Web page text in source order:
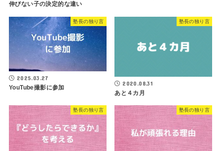
伸びない子の決定的な違い
塾長の独り言
2025.03.27
YouTube撮影に参加
塾長の独り言
2020.08.31
あと４カ月
塾長の独り言 塾長の独り言